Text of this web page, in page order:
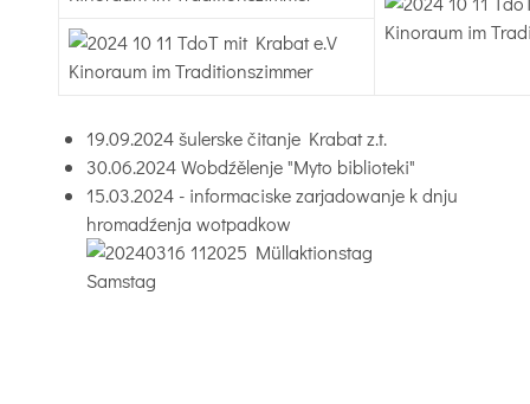
19.09.2024 šulerske čitanje Krabat z.t.
30.06.2024 Wobdźělenje "Myto biblioteki"
15.03.2024 - informaciske zarjadowanje k dnju
hromadźenja wotpadkow